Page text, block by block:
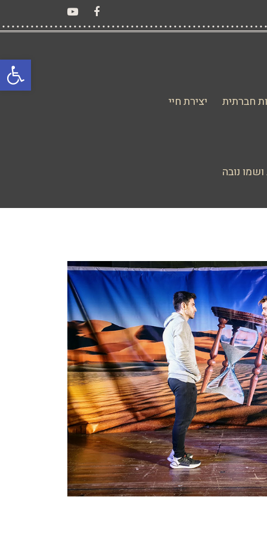
פתח
Facebook
YouTube
חברתית יצירת חיי
נובה